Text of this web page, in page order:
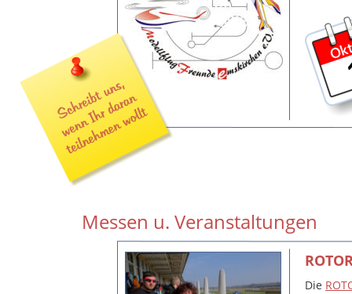
Die
Messen u. Veranstaltungen